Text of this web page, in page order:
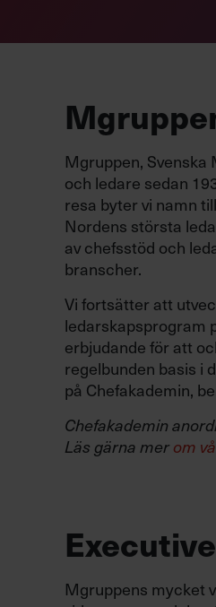
Mgruppen,
och ledare sedan
resa byter vi namn till
Nordens största
av chefsstöd och
branscher.
Vi fortsätter att
ledarskapsprogram
erbjudande för att
regelbunden basis i
på Chefakademin,
Chefakademin
Läs gärna mer om
Mgruppens mycket